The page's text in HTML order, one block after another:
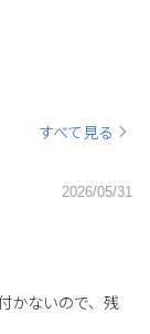
すべて見る
2026/05/31
かないので、残